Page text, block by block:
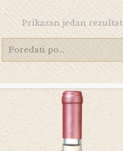
Prikazan jedan rezultat